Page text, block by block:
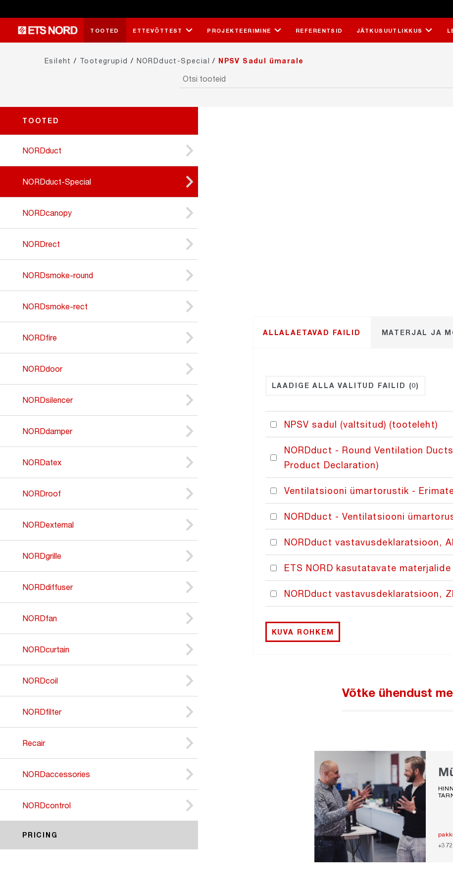
TOOTED ETTEVÕTTEST PROJEKTEERIMINE REFERENTSID JÄTKUSUUTLIKKUS
Esileht / Tootegrupid / NORDduct-Special / NPSV Sadul ümarale
TOOTED
NORDduct
NORDduct-Special
NORDcanopy
NORDrect
NORDsmoke-round
NORDsmoke-rect
NORDfire
NORDdoor
NORDsilencer
NORDdamper
NORDatex
NORDroof
NORDexternal
NORDgrille
NORDdiffuser
NORDfan
NORDcurtain
NORDcoil
NORDfilter
Recair
NORDaccessories
NORDcontrol
PRICING
ALLALAETAVAD FAILID MATERJAL JA
LAADIGE ALLA VALITUD FAILID (0)
NPSV sadul (valtsitud) (tooteleht)
NORDduct - Round Ventilation
Product Declaration)
Ventilatsiooni ümartorustik -
NORDduct - Ventilatsiooni
NORDduct vastavusdeklaratsioon,
ETS NORD kasutatavate
NORDduct vastavusdeklaratsioon,
KUVA ROHKEM
Võtke ühendust